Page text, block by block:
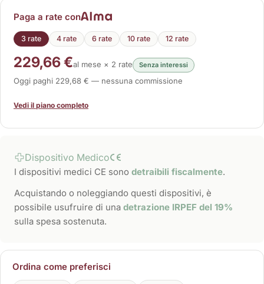
Paga a rate con
3 rate 4 rate 6 rate 10 rate 12 rate
229,66 €al mese × 2 rate Senza interessi
Oggi paghi 229,68 € — nessuna commissione
Vedi il piano completo
Dispositivo Medico
I dispositivi medici CE sono detraibili fiscalmente.
Acquistando o noleggiando questi dispositivi, è
possibile usufruire di una detrazione IRPEF del 19%
sulla spesa sostenuta.
Ordina come preferisci